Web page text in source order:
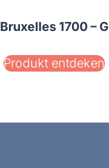
Bruxelles 1700 – G
Produkt entdeken